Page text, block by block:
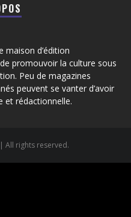
maison d’édition
promouvoir la culture sous
Peu de magazines
peuvent se vanter d’avoir
et rédactionnelle.
All rights reserved.